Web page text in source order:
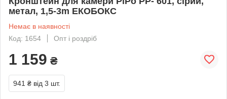
метал, 1,5-3m ЕКОБОКС
Немає в наявності
Код: 1654
Опт і роздріб
1 159 ₴
941 ₴ від 3 шт.